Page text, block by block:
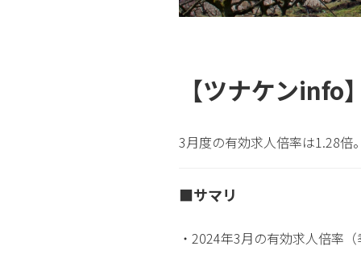
【ツナケン
3月度の有効求人倍率は1.28倍
■サマリ
・2024年3月の有効求人倍率